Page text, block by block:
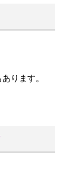
ります。